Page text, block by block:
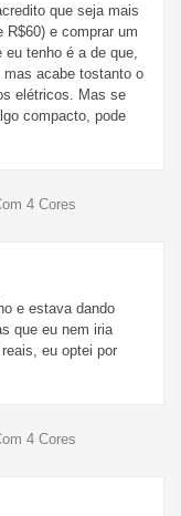
que seja mais
R$60) e comprar um
tenho é a de que,
acabe tostanto o
elétricos. Mas se
compacto, pode
4 Cores
e estava dando
que eu nem iria
eu optei por
4 Cores